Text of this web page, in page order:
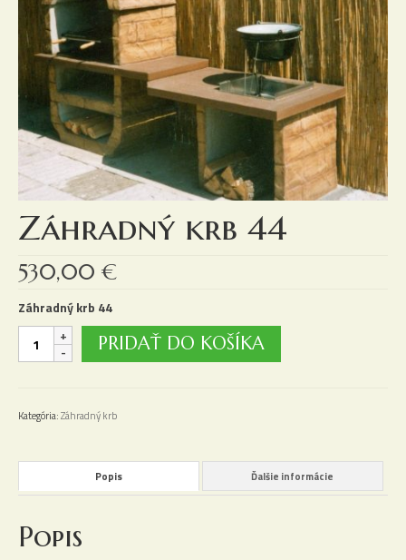
Záhradný krb 44
530,00 €
Záhradný krb 44
množstvo
Záhradný
PRIDAŤ DO KOŠÍKA
Kategória:Záhradný krb
Popis Ďalšie informácie
Popis